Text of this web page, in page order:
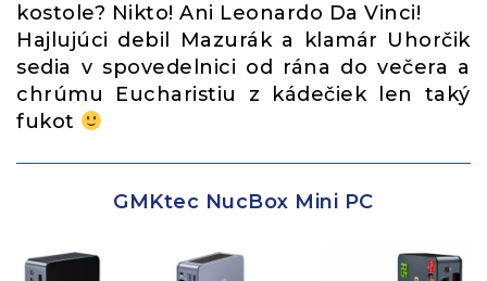
kostole? Nikto! Ani Leonardo Da Vinci!
Hajlujúci debil Mazurák a klamár Uhorčik
sedia v spovedelnici od rána do večera a
chrúmu Eucharistiu z kádečiek len taký
fukot
GMKtec NucBox Mini PC